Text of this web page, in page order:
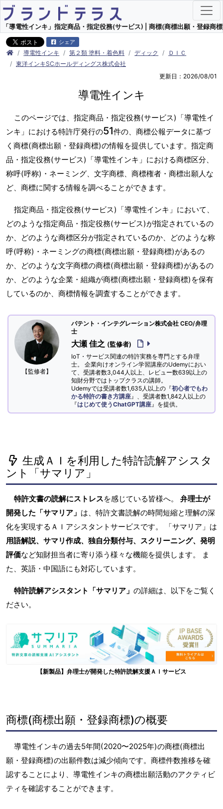
「導電性インキ」指定商品・指定役務(サービス) | 商標(商標出願・登録商
シェア
導電性インキ 第２類 塗料・着色料 ディック
ＤＩＣ
東洋インキSCホールディングス株式会社
更新日：2026/08/01
導電性インキ
このページでは、指定商品・指定役務(サービス)「導電性イ
ンキ」における特許庁発行の51件の、商標公報データに基づ
く商標(商標出願・登録商標)の情報を提供しています。指定商
品・指定役務(サービス)「導電性インキ」における商標区分、
称呼(呼称)・ネーミング、文字商標、商標権者・商標出願人な
ど、商標に関する情報を調べることができます。
指定商品・指定役務(サービス)「導電性インキ」において、
どのような指定商品・指定役務(サービス)が指定されているの
か、どのような商標区分が指定されているのか、どのような称
呼(呼称)・ネーミングの商標(商標出願・登録商標)があるの
か、どのような文字商標の商標(商標出願・登録商標)があるの
か、どのような企業・組織が商標(商標出願・登録商標)を保有
しているのか、商標情報を調査することができます。
【監修者】
パテント・インテグレーション株式会社 CEO/弁理
士
大瀬 佳之 (監修者)
IoT・サービス関連の特許実務を専門とする弁理
士。 企業向けオンライン学習講座のUdemyにおい
て、受講者数3,044人以上、レビュー数639以上の
知財分野ではトップクラスの講師。
Udemyでは受講者数1,635人以上の『初心者でもわ
かる特許の書き方講座 』、受講者数1,842人以上の
『はじめて使うChatGPT講座 』を提供。
生成ＡＩを利用した特許読解アシスタ
ント「サマリア」
特許文書の読解にストレスを感じている皆様へ。 弁理士が
開発した「サマリア」 は、特許文書読解の時間短縮と理解の深
化を実現するＡＩアシスタントサービスです。 「サマリア」は
用語解説、サマリ作成、独自分類付与、スクリーニング、発明
評価など知財担当者に寄り添う様々な機能を提供します。 ま
た、英語・中国語にも対応しています。
特許読解アシスタント「サマリア」 の詳細は、以下をご覧く
ださい。
【新製品】弁理士が開発した特許読解支援ＡＩサービス
商標(商標出願・登録商標)の概要
導電性インキの過去5年間(2020〜2025年)の商標(商標出
願・登録商標)の出願件数は減少傾向です。商標件数推移を確
認することにより、導電性インキの商標出願活動のアクティビ
ティを確認することができます。